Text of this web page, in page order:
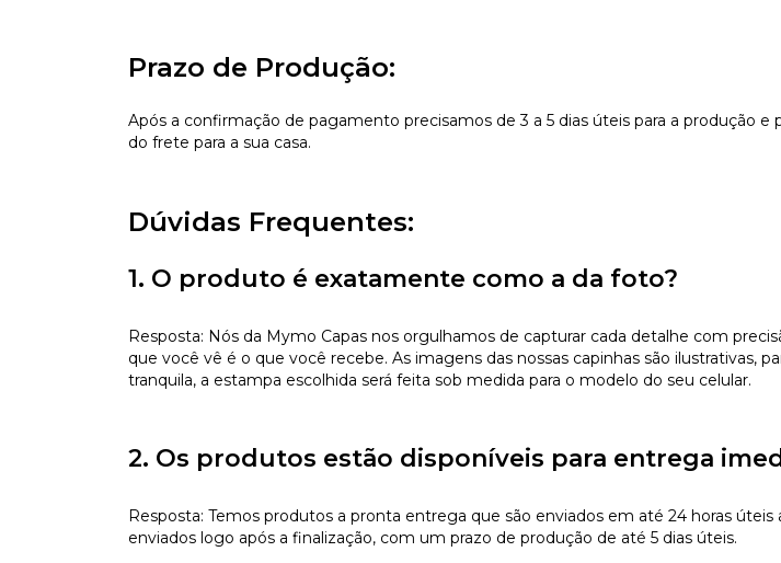
Prazo de Produção:
Após a confirmação de pagamento precisamos de 3 a 5 dias úteis para a produção
do frete para a sua casa.
Dúvidas Frequentes:
1. O produto é exatamente como a da foto?
Resposta: Nós da Mymo Capas nos orgulhamos de capturar cada detalhe com
que você vê é o que você recebe. As imagens das nossas capinhas são ilustrativas,
tranquila, a estampa escolhida será feita sob medida para o modelo do seu celular.
2. Os produtos estão disponíveis para entrega
Resposta: Temos produtos a pronta entrega que são enviados em até 24 horas
enviados logo após a finalização, com um prazo de produção de até 5 dias úteis.